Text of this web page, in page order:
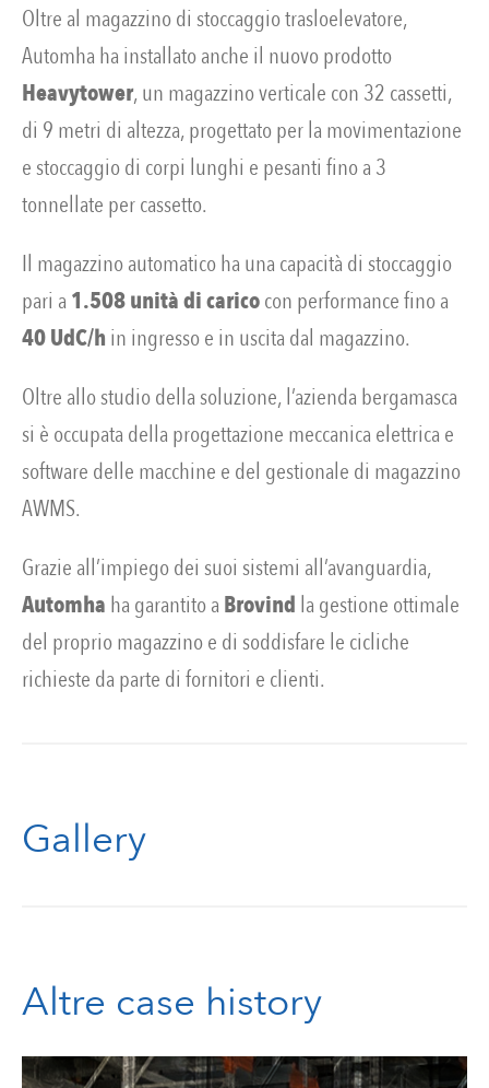
Oltre al magazzino di stoccaggio trasloelevatore,
Automha ha installato anche il nuovo prodotto
Heavytower, un magazzino verticale con 32 cassetti,
di 9 metri di altezza, progettato per la movimentazione
e stoccaggio di corpi lunghi e pesanti fino a 3
tonnellate per cassetto.
Il magazzino automatico ha una capacità di stoccaggio
pari a 1.508 unità di caricocon performance fino a
40 UdC/h in ingresso e in uscita dal magazzino.
Oltre allo studio della soluzione, l’azienda bergamasca
si è occupata della progettazione meccanica elettrica e
software delle macchine e del gestionale di magazzino
AWMS.
Grazie all’impiego dei suoi sistemi all’avanguardia,
Automha ha garantito a Brovind la gestione ottimale
del proprio magazzino e di soddisfare le cicliche
richieste da parte di fornitori e clienti.
Gallery
Altre case history